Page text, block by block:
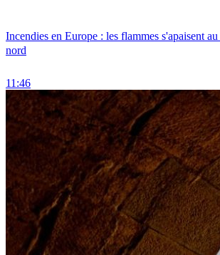
Incendies en Europe : les flammes s'apaisent
nord
11:46